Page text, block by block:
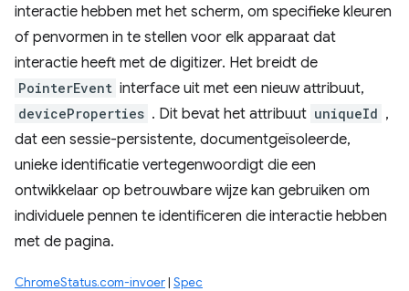
interactie hebben met het scherm, om specifieke kleuren
of penvormen in te stellen voor elk apparaat dat
interactie heeft met de digitizer. Het breidt de
PointerEvent interface uit met een nieuw attribuut,
deviceProperties . Dit bevat het attribuut uniqueId ,
dat een sessie-persistente, documentgeïsoleerde,
unieke identificatie vertegenwoordigt die een
ontwikkelaar op betrouwbare wijze kan gebruiken om
individuele pennen te identificeren die interactie hebben
met de pagina.
ChromeStatus.com-invoer| Spec